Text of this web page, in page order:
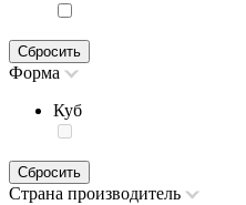
Сбросить
Форма
Куб
Сбросить
Страна производитель